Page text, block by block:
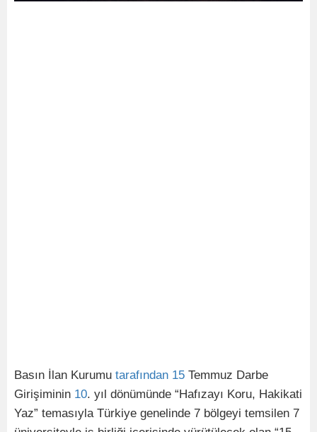
Basın İlan Kurumu tarafından 15 Temmuz Darbe
Girişiminin 10. yıl dönümünde “Hafızayı Koru, Hakikati
Yaz” temasıyla Türkiye genelinde 7 bölgeyi temsilen 7